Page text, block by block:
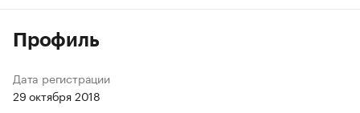
Профиль
Дата регистрации
29 октября 2018